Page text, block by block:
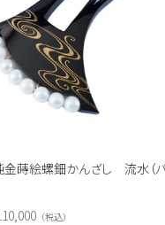
金蒔絵螺鈿かんざし 流水（
税込